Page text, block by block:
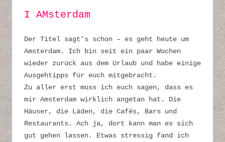
I AMsterdam
Der Titel sagt’s schon – es geht heute um
Amsterdam. Ich bin seit ein paar Wochen
wieder zurück aus dem Urlaub und habe einige
Ausgehtipps für euch mitgebracht.
Zu aller erst muss ich euch sagen, dass es
mir Amsterdam wirklich angetan hat. Die
Häuser, die Läden, die Cafés, Bars und
Restaurants. Ach ja, dort kann man es sich
gut gehen lassen. Etwas stressig fand ich